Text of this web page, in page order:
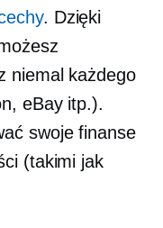
. Dzięki
niemal każdego
eBay itp.).
swoje finanse
(takimi jak